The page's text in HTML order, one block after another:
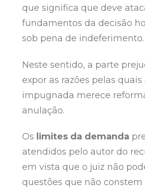
que significa que deve
fundamentos da decisão
sob pena de indeferimento.
Neste sentido, a parte
expor as razões pelas quais
impugnada merece
anulação.
Os limites da demanda
atendidos pelo autor do
em vista que o juiz não
questões que não constem